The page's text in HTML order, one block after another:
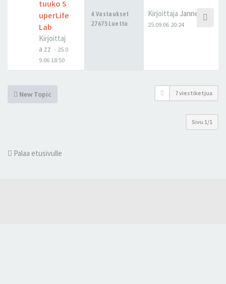
tuuko S
uperLife
Lab
Kirjoittaj
a zz - 25.0
9.06 18:50
4 Vastaukset
27675 Luettu
Kirjoittaja Janne_H
25.09.06 20:24
New Topic 7 viestiketjua
Sivu 1/1
Palaa etusivulle